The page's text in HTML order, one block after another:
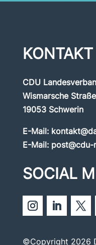
KONTAKT
CDU
Wismarsche
19053 Schwerin
E-Mail:
E-Mail: post@cdu-
SOCIAL
©Copyright 2026